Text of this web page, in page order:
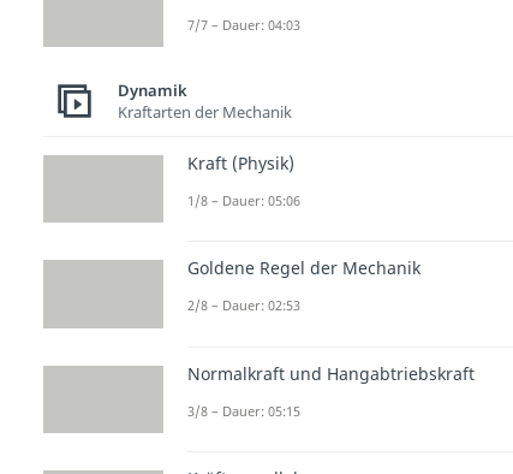
7/7 – Dauer: 04:03
Dynamik
Kraftarten der Mechanik
Kraft (Physik)
1/8 – Dauer: 05:06
Goldene Regel der Mechanik
2/8 – Dauer: 02:53
Normalkraft und Hangabtriebskraft
3/8 – Dauer: 05:15